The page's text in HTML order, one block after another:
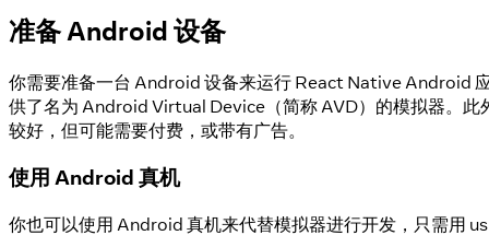
准备 Android 设备
你需要准备一台 Android 设备来运行 React Native Android
供了名为 Android Virtual Device（简称 AVD）的模拟器。此
较好，但可能需要付费，或带有广告。
使用 Android 真机
你也可以使用 Android 真机来代替模拟器进行开发，只需用